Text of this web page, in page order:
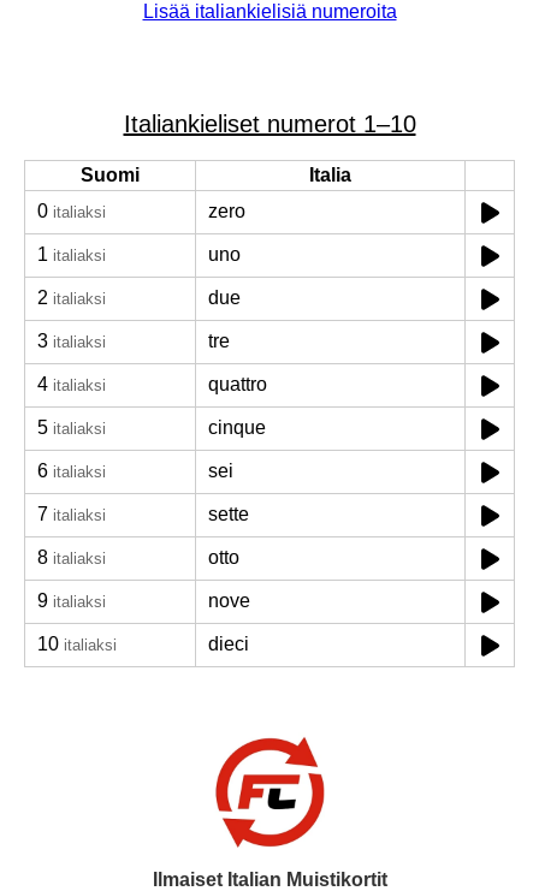
Lisää italiankielisiä numeroita
Italiankieliset numerot 1–10
Suomi
Italia
0 italiaksi zero
1 italiaksi uno
2 italiaksi due
3 italiaksi tre
4 italiaksi quattro
5 italiaksi cinque
6 italiaksi sei
7 italiaksi sette
8 italiaksi otto
9 italiaksi nove
10 italiaksi dieci
Ilmaiset Italian Muistikortit